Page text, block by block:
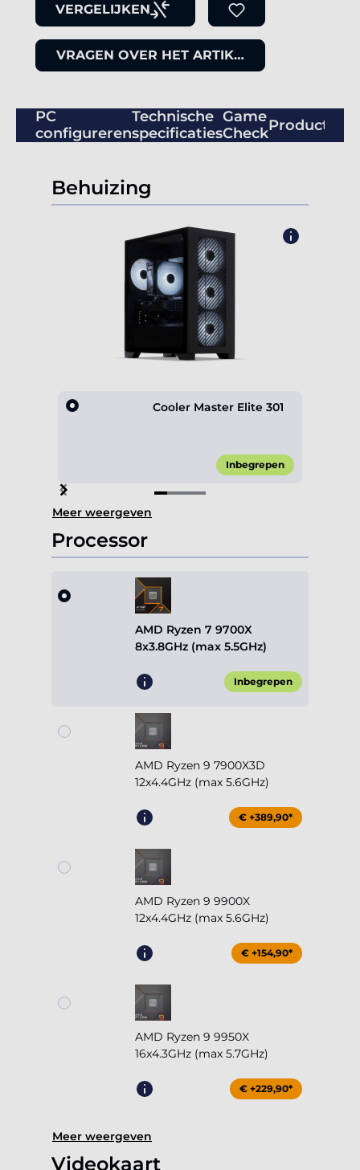
VERGELIJKEN
VRAGEN OVER HET ARTIKEL
PC
configureren
Technische
specificaties
Game
Check
Behuizing
Cooler Master Elite 301
Inbegrepen
Item
1
of
4
Meer weergeven
Processor
AMD Ryzen 7 9700X
8x3.8GHz (max 5.5GHz)
Inbegrepen
AMD Ryzen 9 7900X3D
12x4.4GHz (max 5.6GHz)
€ +389,90*
AMD Ryzen 9 9900X
12x4.4GHz (max 5.6GHz)
€ +154,90*
AMD Ryzen 9 9950X
16x4.3GHz (max 5.7GHz)
€ +229,90*
Meer weergeven
Videokaart